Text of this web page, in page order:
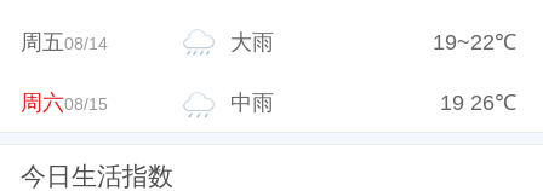
周五08/14 大雨 19~22℃
周六08/15 中雨 19 26℃
今日生活指数